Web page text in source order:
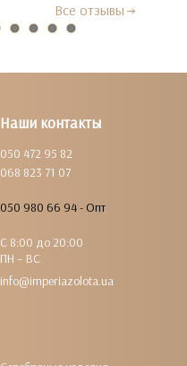
Все отзывы
Наши контакты
050 472 95 82
068 823 71 07
050 980 66 94 - Опт
С 8:00 до 20:00
ПН – ВС
info@imperiazolota.ua